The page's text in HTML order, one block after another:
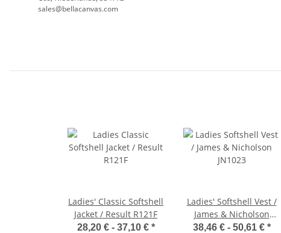
sales@bellacanvas.com
Ladies' Classic Softshell
Jacket / Result R121F
28,20 € - 37,10 € *
Ladies' Softshell Vest /
James & Nicholson
JN1023
38,46 € - 50,61 € *